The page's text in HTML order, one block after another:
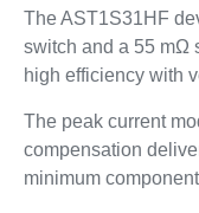
The AST1S31HF
switch and a 55 mΩ
high efficiency with
The peak current
compensation
minimum